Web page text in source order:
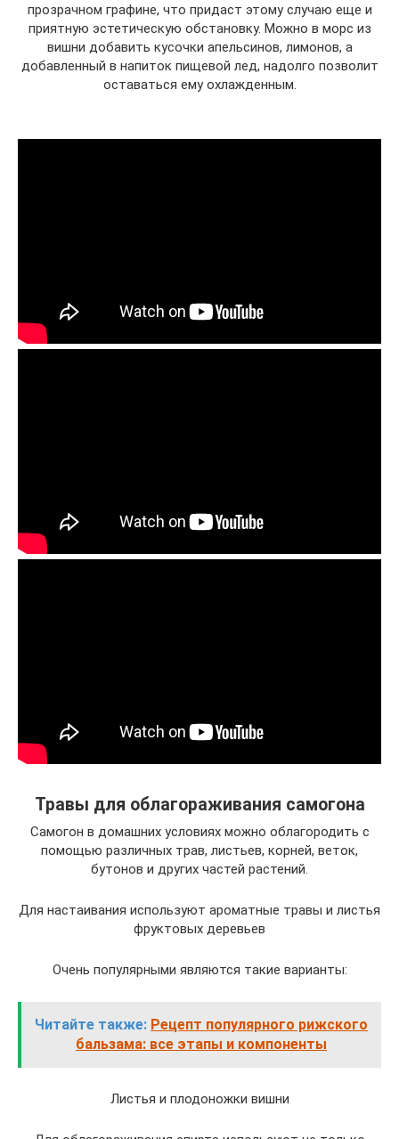
прозрачном графине, что придаст этому случаю еще и
приятную эстетическую обстановку. Можно в морс из
вишни добавить кусочки апельсинов, лимонов, а
добавленный в напиток пищевой лед, надолго позволит
оставаться ему охлажденным.
Травы для облагораживания самогона
Самогон в домашних условиях можно облагородить с
помощью различных трав, листьев, корней, веток,
бутонов и других частей растений.
Для настаивания используют ароматные травы и листья
фруктовых деревьев
Очень популярными являются такие варианты:
Читайте также: Рецепт популярного рижского
бальзама: все этапы и компоненты
Листья и плодоножки вишни